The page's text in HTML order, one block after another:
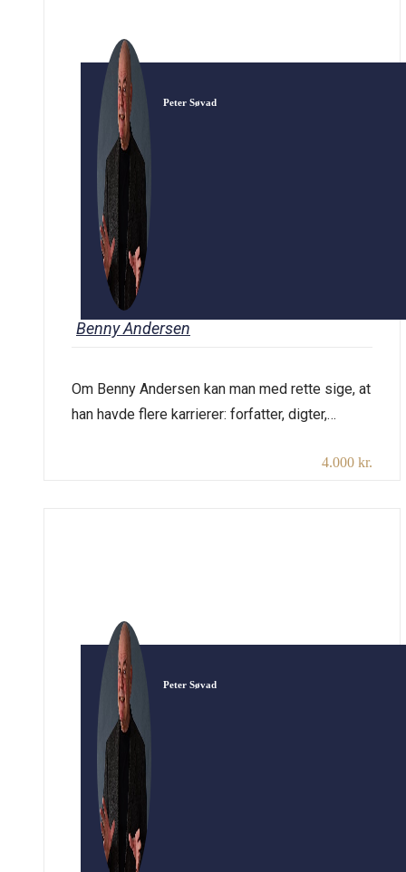
Peter Søvad
Benny Andersen
Om Benny Andersen kan man med rette sige, at
han havde flere karrierer: forfatter, digter,
digter kom i 1960 med “Den musikalske ål”4.000 kr.
Peter Søvad